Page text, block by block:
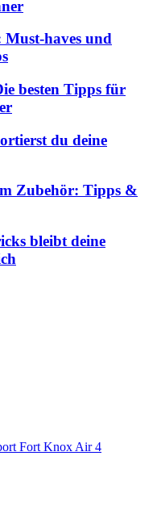
haves und
besten Tipps für
du deine
Zubehör: Tipps &
bleibt deine
Fort Knox Air 4